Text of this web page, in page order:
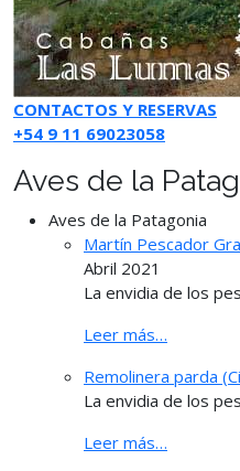
CONTACTOS Y RESERVAS
+54 9 11 69023058
Aves de la
Aves de la Patagonia
Martín Pescador
Abril 2021
La envidia de los
Leer más…
Remolinera parda
La envidia de los
Leer más…